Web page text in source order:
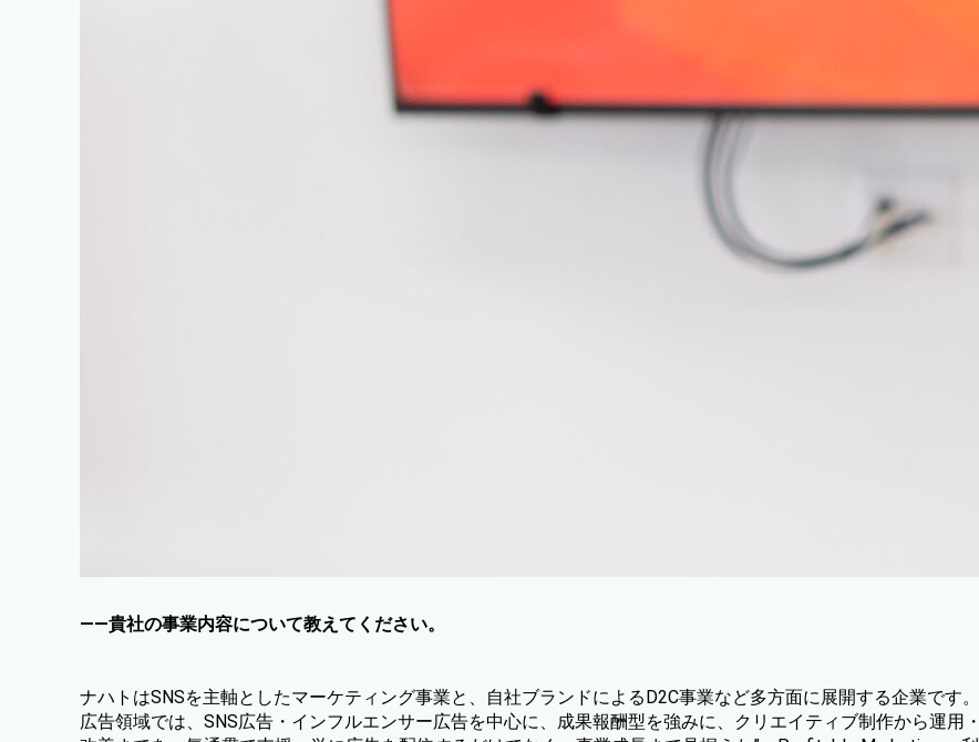
——貴社の事業内容について教えてください。
ナハト はSNSを主軸としたマーケティング事業と、自社ブランドによるD2C事業など多方面に展開する企業です。
広告領域では、SNS広告・インフルエンサー広告を中心に、成果報酬型を強みに、クリエイティブ制作から運用・